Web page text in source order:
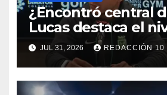
¿Encontró central
Lucas destaca el
Néider Parra
JUL 31, 2026 REDACCIÓN 10